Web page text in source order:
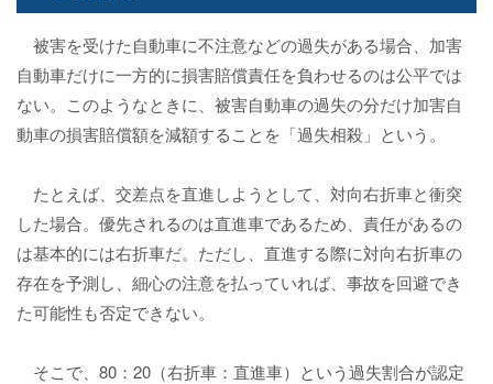
被害を受けた自動車に不注意などの過失がある場合、加害
自動車だけに一方的に損害賠償責任を負わせるのは公平では
ない。このようなときに、被害自動車の過失の分だけ加害自
動車の損害賠償額を減額することを「過失相殺」という。
たとえば、交差点を直進しようとして、対向右折車と衝突
した場合。優先されるのは直進車であるため、責任があるの
は基本的には右折車だ。ただし、直進する際に対向右折車の
存在を予測し、細心の注意を払っていれば、事故を回避でき
た可能性も否定できない。
そこで、80：20（右折車：直進車）という過失割合が認定